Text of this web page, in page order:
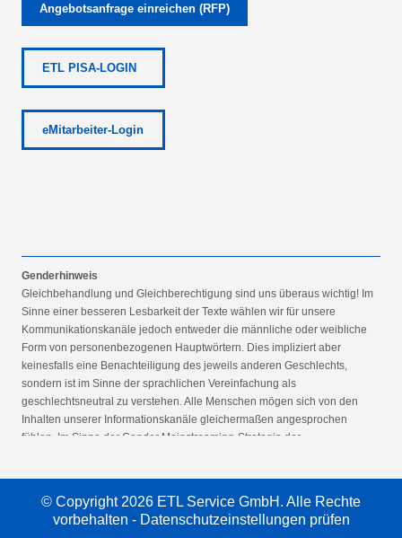
Angebotsanfrage einreichen (RFP)
ETL PISA-LOGIN
eMitarbeiter-Login
Genderhinweis
Gleichbehandlung und Gleichberechtigung sind uns überaus wichtig! Im
Sinne einer besseren Lesbarkeit der Texte wählen wir für unsere
Kommunikationskanäle jedoch entweder die männliche oder weibliche
Form von personenbezogenen Hauptwörtern. Dies impliziert aber
keinesfalls eine Benachteiligung des jeweils anderen Geschlechts,
sondern ist im Sinne der sprachlichen Vereinfachung als
geschlechtsneutral zu verstehen. Alle Menschen mögen sich von den
Inhalten unserer Informationskanäle gleichermaßen angesprochen
fühlen. Im Sinne der Gender Mainstreaming-Strategie der
© Copyright 2026 ETL Service GmbH. Alle Rechte
vorbehalten - Datenschutzeinstellungen prüfen